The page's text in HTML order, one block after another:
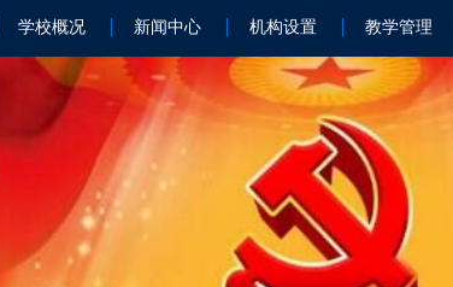
学校概况 新闻中心 机构设置 教学管理